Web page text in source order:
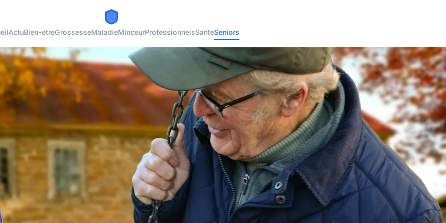
ActuBien-etreGrossesseMaladieMinceurProfessionnelsSanteSeniors